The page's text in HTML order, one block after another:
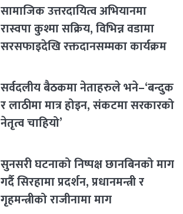
सामाजिक उत्तरदायित्व अभियानमा
रास्वपा कुश्मा सक्रिय, विभिन्न वडामा
सरसफाइदेखि रक्तदानसम्मका कार्यक्रम
सर्वदलीय बैठकमा नेताहरुले भने–‘बन्दुक
र लाठीमा मात्र होइन, संकटमा सरकारको
नेतृत्व चाहियो’
सुनसरी घटनाको निष्पक्ष छानबिनको माग
गर्दै सिरहामा प्रदर्शन, प्रधानमन्त्री र
गृहमन्त्रीको राजीनामा माग